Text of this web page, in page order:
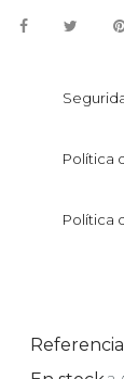
Política
Política
Referencia